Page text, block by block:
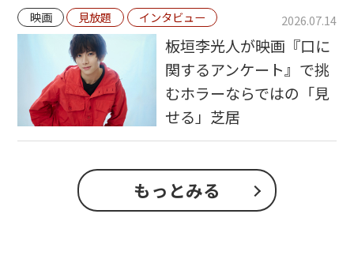
映画 見放題 インタビュー 2026.07.14
板垣李光人が映画『口に
関するアンケート』で挑
むホラーならではの「見
せる」芝居
もっとみる